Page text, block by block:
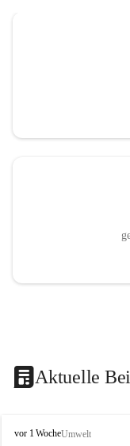
Aktuelle
V
vor 1 WocheUmwelt